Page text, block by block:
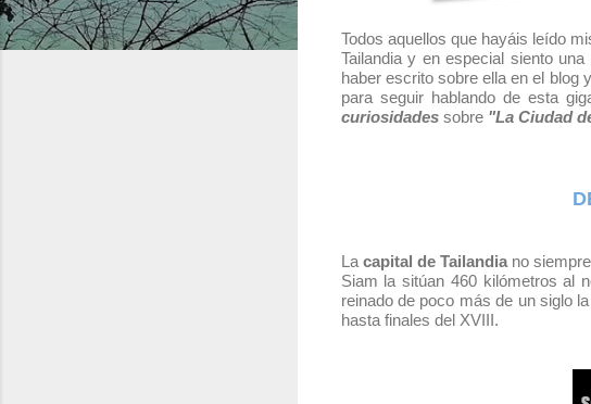
Todos aquellos que hayáis leído
Tailandia y en especial siento
haber escrito sobre ella en el blog
para seguir hablando de esta
curiosidadessobre "La Ciudad
La capital de Tailandiano
Siam la sitúan 460 kilómetros al
reinado de poco más de un siglo
hasta finales del XVIII.